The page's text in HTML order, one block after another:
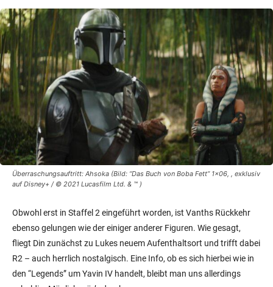
Überraschungsauftritt: Ahsoka (Bild: “Das Buch von Boba Fett” 1×06, , exklusiv
auf Disney+ / © 2021 Lucasfilm Ltd. & ™ )
Obwohl erst in Staffel 2 eingeführt worden, ist Vanths Rückkehr
ebenso gelungen wie der einiger anderer Figuren. Wie gesagt,
fliegt Din zunächst zu Lukes neuem Aufenthaltsort und trifft dabei
R2 – auch herrlich nostalgisch. Eine Info, ob es sich hierbei wie in
den “Legends” um Yavin IV handelt, bleibt man uns allerdings